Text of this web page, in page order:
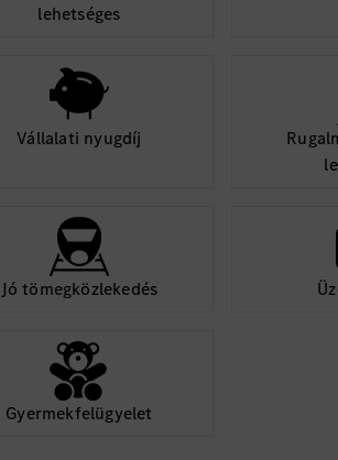
lehetséges
Vállalati nyugdíj
Jó tömegközlekedés
Gyermekfelügyelet